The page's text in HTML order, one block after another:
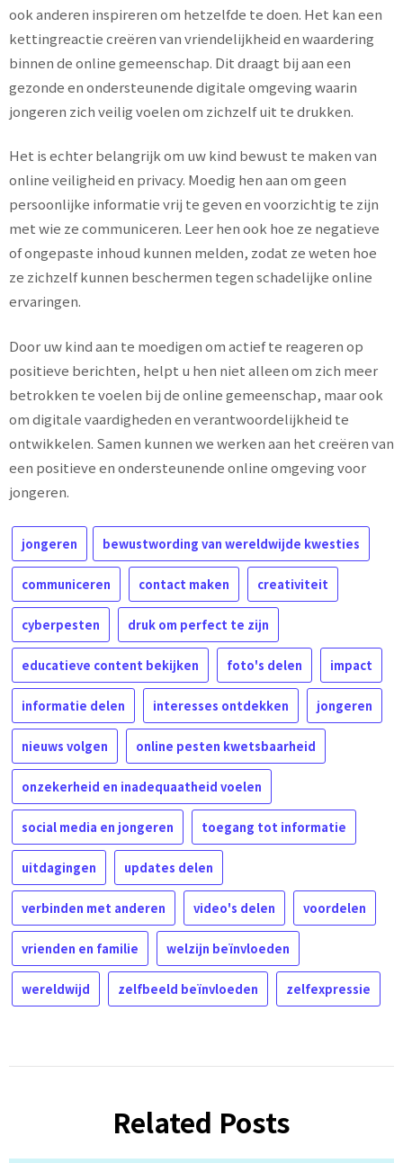
ook anderen inspireren om hetzelfde te doen. Het kan een
kettingreactie creëren van vriendelijkheid en waardering
binnen de online gemeenschap. Dit draagt bij aan een
gezonde en ondersteunende digitale omgeving waarin
jongeren zich veilig voelen om zichzelf uit te drukken.
Het is echter belangrijk om uw kind bewust te maken van
online veiligheid en privacy. Moedig hen aan om geen
persoonlijke informatie vrij te geven en voorzichtig te zijn
met wie ze communiceren. Leer hen ook hoe ze negatieve
of ongepaste inhoud kunnen melden, zodat ze weten hoe
ze zichzelf kunnen beschermen tegen schadelijke online
ervaringen.
Door uw kind aan te moedigen om actief te reageren op
positieve berichten, helpt u hen niet alleen om zich meer
betrokken te voelen bij de online gemeenschap, maar ook
om digitale vaardigheden en verantwoordelijkheid te
ontwikkelen. Samen kunnen we werken aan het creëren van
een positieve en ondersteunende online omgeving voor
jongeren.
jongeren bewustwording van wereldwijde kwesties
communiceren contact maken creativiteit
cyberpesten druk om perfect te zijn
educatieve content bekijken foto's delen impact
informatie delen interesses ontdekken jongeren
nieuws volgen online pesten kwetsbaarheid
onzekerheid en inadequaatheid voelen
social media en jongeren toegang tot informatie
uitdagingen updates delen
verbinden met anderen video's delen voordelen
vrienden en familie welzijn beïnvloeden
wereldwijd zelfbeeld beïnvloeden zelfexpressie
Related Posts